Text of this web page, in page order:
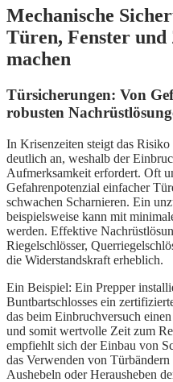
Mechanische
Türen, Fenster und
machen
Türsicherungen: Von
robusten
In Krisenzeiten steigt das
deutlich an, weshalb der
Aufmerksamkeit erfordert. Oft
Gefahrenpotenzial einfacher
schwachen Scharnieren. Ein
beispielsweise kann mit
werden. Effektive
Riegelschlösser,
die Widerstandskraft erheblich.
Ein Beispiel: Ein Prepper
Buntbartschlosses ein
das beim Einbruchversuch
und somit wertvolle Zeit zum
empfiehlt sich der Einbau von
das Verwenden von
Aushebeln oder Herausheben